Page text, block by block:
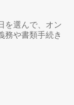
を選んで、オン
務や書類手続き